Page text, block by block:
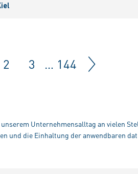
2 3 … 144
Unternehmensalltag an vielen
und die Einhaltung der anwendbaren